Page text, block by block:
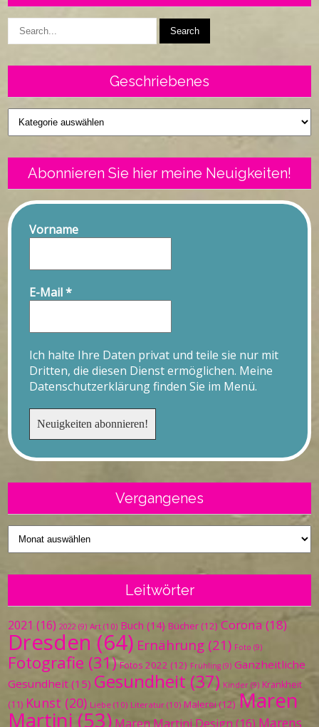
Geschriebenes
Geschriebenes
Abonnieren Sie hier meine Neuigkeiten!
Vorname
E-Mail*
Ich halte Ihre Daten privat und teile sie nur mit
Dritten, die diesen Dienst ermöglichen. Meine
Datenschutzerklärung finden Sie im Menü.
Vergangenes
Vergangenes
Leitwörter
2021 (16) 2022 (9) Art (10) Buch (14) Bücher (12) Corona (18)
Dresden (64) Ernährung (21) Foto (9)
Fotografie (31) Fotos 2022 (12) Frühling (9) Ganzheitliche
Gesundheit (15) Gesundheit (37) Kinder (9) Krankheit
(11) Kunst (20) Liebe (10) Literatur (10) Malerei (12) Maren
Martini (53) Maren Martini Design (16) Marens